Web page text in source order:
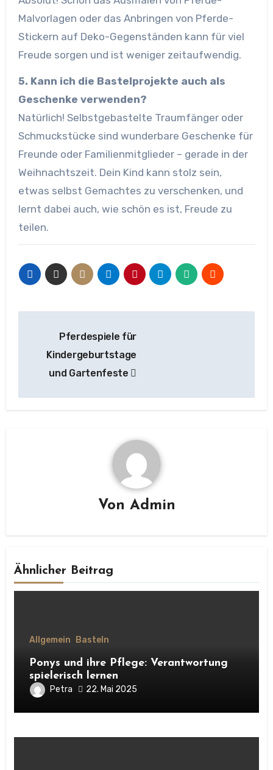
Malvorlagen oder das Anbringen von Pferde-
Stickern auf Deko-Gegenständen kann für viel
Freude sorgen und ist weniger zeitaufwendig.
5. Kann ich die Bastelprojekte auch als
Geschenke verwenden?
Natürlich! Selbstgebastelte Traumfänger oder
Schmuckstücke sind wunderbare Geschenke für
Freunde oder Familienmitglieder – gerade in der
Weihnachtszeit. Dein Kind kann stolz sein,
etwas selbst Gemachtes zu verschenken, und
lernt dabei auch, wie schön es ist, Freude zu
teilen.
Pferdespiele für
Kindergeburtstage
und Gartenfeste
Von Admin
Ähnlicher Beitrag
Allgemein Basteln
Ponys und ihre Pflege: Verantwortung
spielerisch lernen
Petra 22. Mai 2025